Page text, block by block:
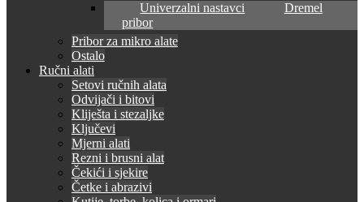
Univerzalni nastavci
Dremel
pribor
Pribor za mikro alate
Ostalo
Ručni alati
Setovi ručnih alata
Odvijači i bitovi
Kliješta i stezaljke
Ključevi
Mjerni alati
Rezni i brusni alat
Čekići i sjekire
Četke i abrazivi